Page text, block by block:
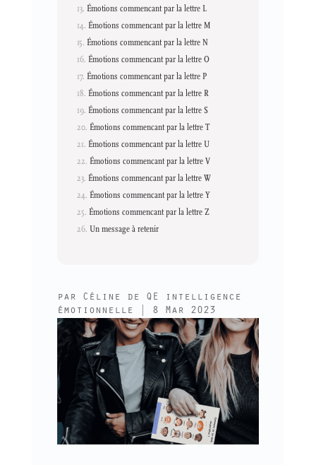
Émotions commencant par la lettre L
Émotions commencant par la lettre M
Émotions commencant par la lettre N
Émotions commencant par la lettre O
Émotions commencant par la lettre P
Émotions commencant par la lettre R
Émotions commencant par la lettre S
Émotions commencant par la lettre T
Émotions commencant par la lettre U
Émotions commencant par la lettre V
Émotions commencant par la lettre W
Émotions commencant par la lettre Y
Émotions commencant par la lettre Z
Un message à retenir
par Céline de QE intelligence
émotionnelle
8 Mar 2023